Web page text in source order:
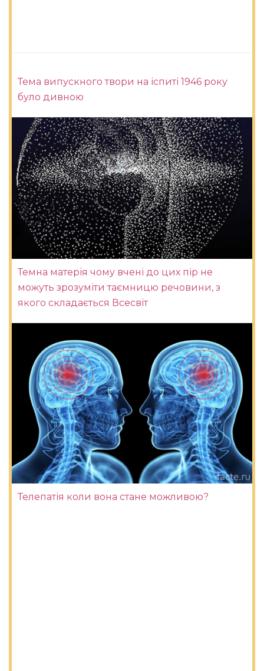
Тема випускного твори на іспиті 1946 року
було дивною
Темна матерія чому вчені до цих пір не
можуть зрозуміти таємницю речовини, з
якого складається Всесвіт
Телепатія коли вона стане можливою?